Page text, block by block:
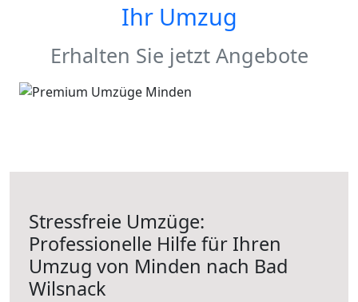
Ihr Umzug
Erhalten Sie jetzt Angebote
Stressfreie Umzüge:
Professionelle Hilfe für Ihren
Umzug von Minden nach Bad
Wilsnack